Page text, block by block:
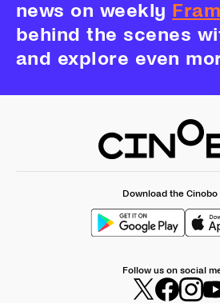
news on weekly
behind the scenes
and explore even
Download the Cinobo
Follow us on social